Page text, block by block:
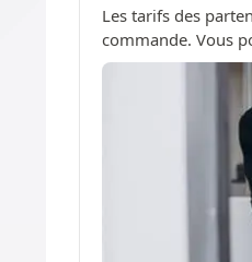
Les tarifs des
commande. Vous